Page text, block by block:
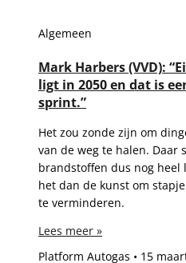
Algemeen
Mark Harbers (VVD):
ligt in 2050 en dat is
sprint.”
Het zou zonde zijn om
van de weg te halen. Daar
brandstoffen dus nog heel
het dan de kunst om
te verminderen.
Lees meer »
Platform Autogas
15